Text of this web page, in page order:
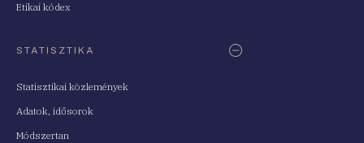
Etikai kódex
STATISZTIKA
Statisztikai közlemények
Adatok, idősorok
Módszertan